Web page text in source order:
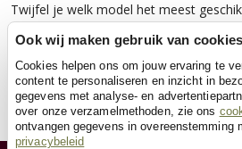
Twijfel je welk model het meest
je meer weten over de verschillende
assortiment? Bekijk de volledige collectie
neem gerustcontactmet ons op. We
zodat jouw kind binnenkort met een
verkennen op een skelter die helemaal
Ook wij maken gebruik van cookies
Cookies helpen ons om jouw ervaring te
content te personaliseren en inzicht in
gegevens met analyse- en
over onze verzamelmethoden, zie ons
ontvangen gegevens in overeenstemming
privacybeleid